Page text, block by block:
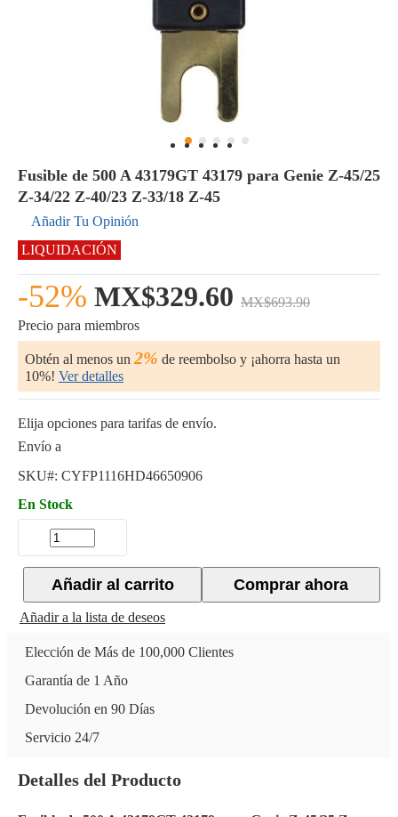
Fusible de 500 A 43179GT 43179 para Genie Z-45/25
Z-34/22 Z-40/23 Z-33/18 Z-45
Añadir Tu Opinión
LIQUIDACIÓN
-52% MX$329.60 MX$693.90
Precio para miembros
Obtén al menos un 2% de reembolso y ¡ahorra hasta un
10%! Ver detalles
Elija opciones para tarifas de envío.
Envío a
SKU#: CYFP1116HD46650906
En Stock
Comprar ahora
Añadir al carrito
Añadir a la lista de deseos
Elección de Más de 100,000 Clientes
Garantía de 1 Año
Devolución en 90 Días
Servicio 24/7
Detalles del Producto